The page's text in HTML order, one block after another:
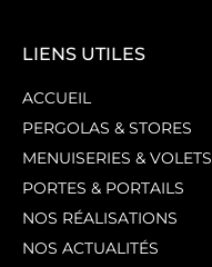
LIENS UTILES
ACCUEIL
PERGOLAS & STORES
MENUISERIES & VOLETS
PORTES & PORTAILS
NOS RÉALISATIONS
NOS ACTUALITÉS